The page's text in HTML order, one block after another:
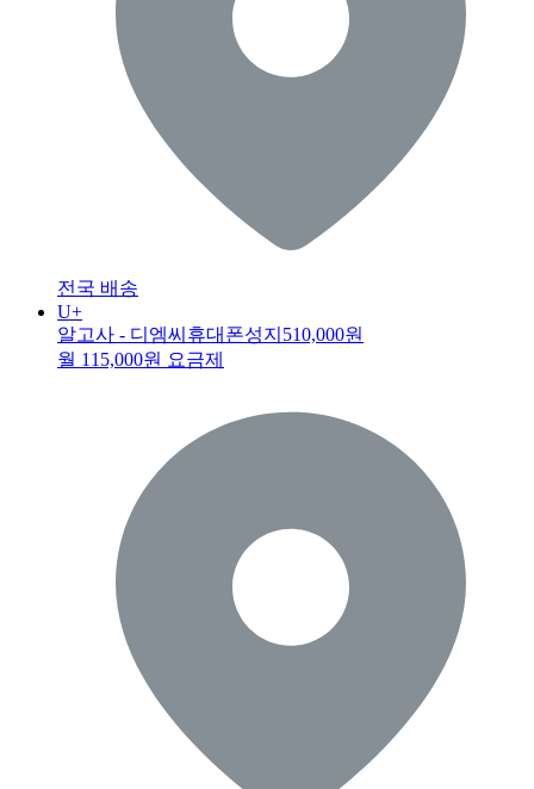
전국 배송
U+
알고사 - 디엠씨휴대폰성지 510,000원
월 115,000원 요금제